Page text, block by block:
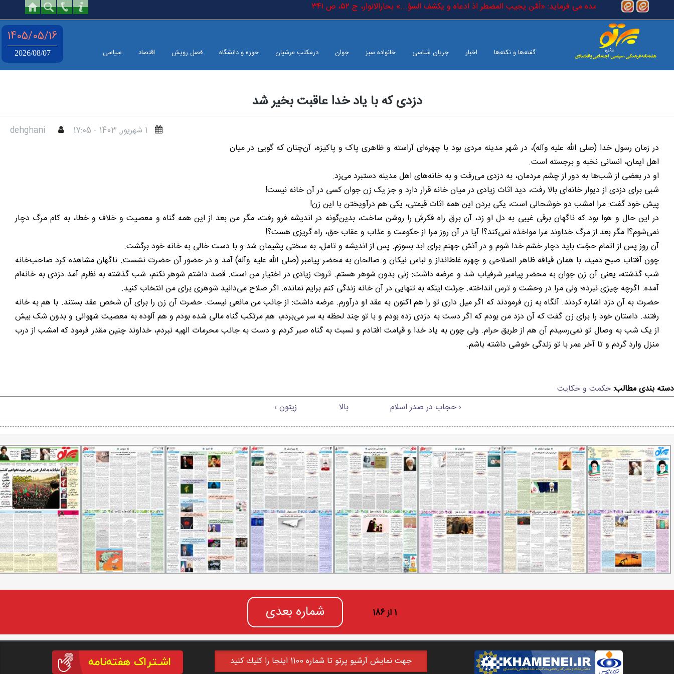
رفتن به محتوای اصلی
که در کتاب خدا آمده می فرماید: «اَمَّن یجیب المضطر اذ ادعاه و یکشف السؤ...» بحارالانوار، ج ٥٢، ص ٣٤١
گفته‌ها و نکته‌ها اخبار جریان شناسی خانواده سبز جوان درمکتب عرشیان حوزه و دانشگاه فصل رویش اقتصاد سیاسی
1405/05/16
2026/08/07
دزدی که با یاد خدا عاقبت بخیر شد
1 شهريور, 1403 - 17:05
dehghani
در زمان رسول خدا (صلی الله علیه وآله)، در شهر مدینه مردی بود با چهره‌ای آراسته و ظاهری پاک و پاکیزه، آن‌چنان که گویی در میان
اهل ایمان، انسانی نخبه و برجسته است.
او در بعضی از شب‌ها به دور از چشم مردمان، به دزدی می‌رفت و به خانه‌های اهل مدینه دستبرد می‌زد.
شبی برای دزدی از دیوار خانه‌ای بالا رفت، دید اثاث زیادی در میان خانه قرار دارد و جز یک زن جوان کسی در آن خانه نیست!
پیش خود گفت: مرا امشب دو خوشحالی است، یکی بردن این همه اثاث قیمتی، یکی هم درآویختن با این زن!
در این حال و هوا بود که ناگهان برقی غیبی به دل او زد، آن برق راه فکرش را روشن ساخت، بدین‌گونه در اندیشه فرو رفت، مگر من بعد از این همه گناه و معصیت و خلاف و خطا، به کام مرگ دچار
نمی‌شوم؟! مگر بعد از مرگ خداوند مرا مواخذه نمی‌کند؟! آیا در آن روز مرا از حکومت و عذاب و عقاب حق، راه گریزی هست؟!
آن روز پس از اتمام حجّت باید دچار خشم خدا شوم و در آتش جهنم برای ابد بسوزم. پس از اندیشه و تامل، به سختی پشیمان شد و با دست خالی به خانه خود برگشت.
چون آفتاب صبح دمید، با همان قیافه ظاهر الصلاحی و چهره غلط‌انداز و لباس نیکان و صالحان به محضر پیامبر (صلی الله علیه وآله) آمد و در حضور آن حضرت نشست. ناگهان مشاهده کرد صاحب‌خانه
شب گذشته، یعنی آن زن جوان به محضر پیامبر شرفیاب شد و عرضه داشت: زنی بدون شوهر هستم. ثروت زیادی در اختیار من است. قصد داشتم شوهر نکنم، شب گذشته به نظرم آمد دزدی به خانه‌ام
آمده. اگرچه چیزی نبرده؛ ولی مرا در وحشت و ترس انداخته. جرئت اینکه به تنهایی در آن خانه زندگی کنم برایم نمانده. اگر صلاح می‌دانید شوهری برای من انتخاب کنید.
حضرت به آن دزد اشاره کردند. آنگاه به زن فرمودند که اگر میل داری تو را هم اکنون به عقد او درآورم. عرضه داشت: از جانب من مانعی نیست. حضرت آن زن را برای آن شخص عقد بستند. با هم به خانه
رفتند. داستان خود را برای زن گفت که آن دزد من بودم که اگر دست به دزدی زده بودم و با تو چند لحظه به سر می‌بردم، هم مرتکب گناه مالی شده بودم و هم آلوده به معصیت شهوانی و بدون شک بیش
از یک شب به وصال تو نمی‌رسیدم آن هم از طریق حرام. ولی چون به یاد خدا و قیامت افتادم و نسبت به گناه صبر کردم و دست به جانب محرمات الهیه نبردم، خداوند چنین مقدر فرمود که امشب از درب
منزل وارد گردم و تا آخر عمر با تو زندگی خوشی داشته باشم.
دسته بندی مطالب:حکمت و حکایت
‹ حجاب در صدر اسلام
بالا زیتون ›
1 از 186 شماره بعدی
جهت نمايش آرشيو پرتو تا شماره 1100 اينجا را كليك كنيد